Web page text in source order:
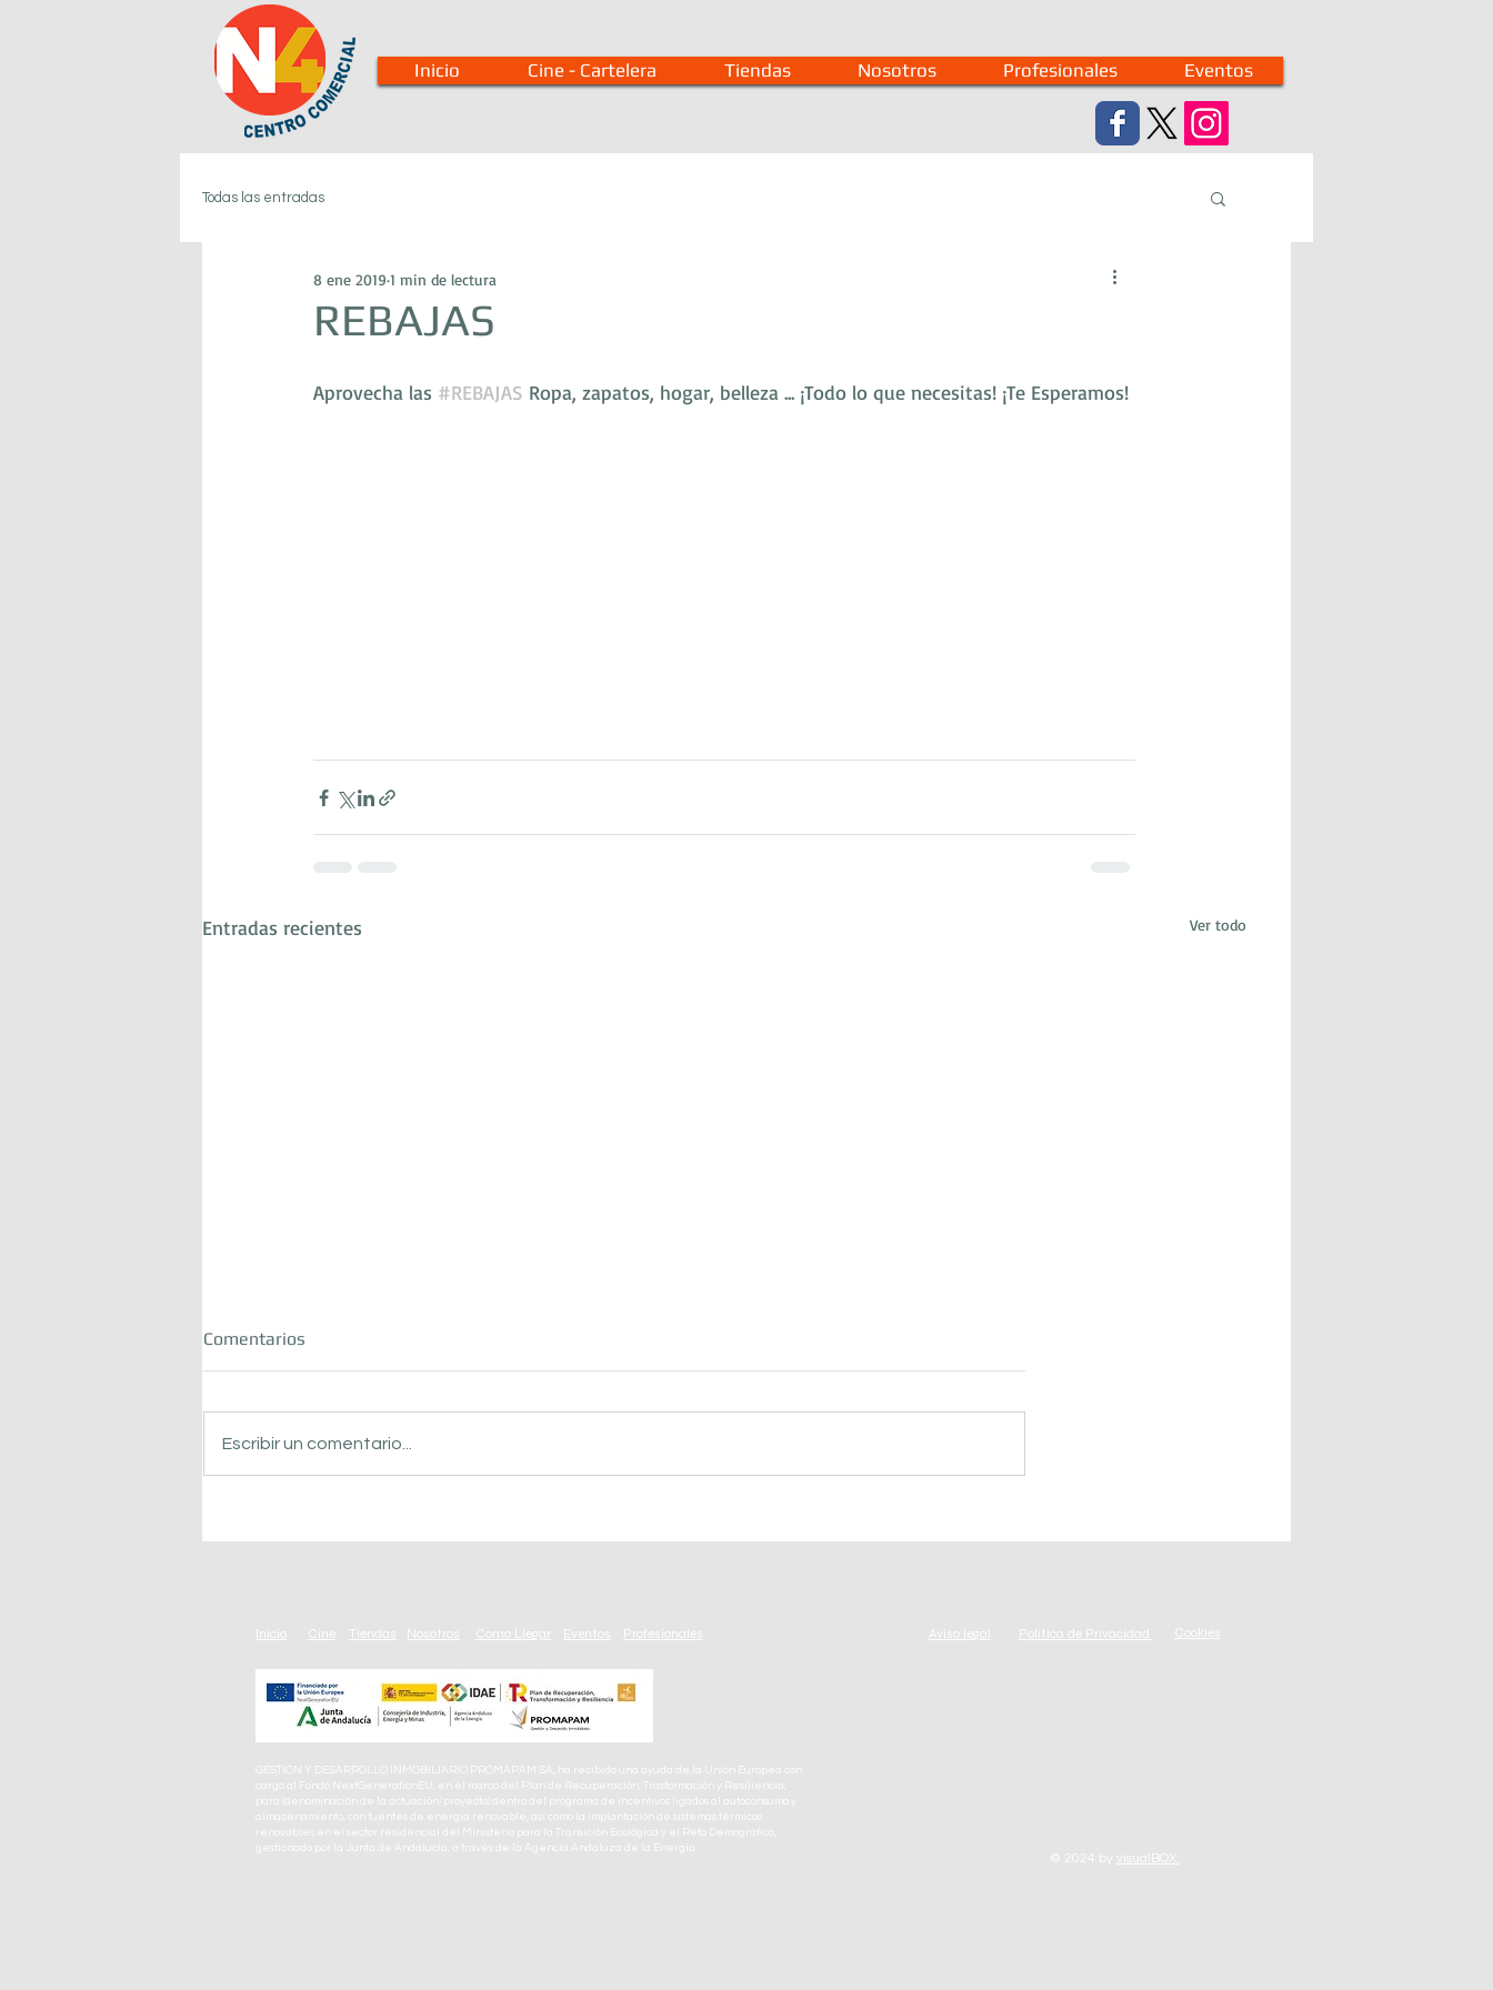
Inicio Cine - Cartelera Tiendas Nosotros Profesionales Eventos
Todas las entradas
REBAJAS
8 ene 2019 1 min de lectura
Aprovecha las #REBAJAS Ropa, zapatos, hogar, belleza ... ¡Todo lo que necesitas! ¡Te Esperamos!
Entradas recientes Ver todo
En N4 vivimos el mundial
Comentarios
Escribir un comentario...
© 2024 by visualBOX.
Aviso legal Politica de Privacidad
Cine Tiendas Nosotros Como Llegar Eventos Profesionales
Inicio Cookies
GESTION Y DESARROLLO INMOBILIARIO PROMAPAM SA, ha recibido una ayuda de la Unión Europea con
cargo al Fondo NextGenerationEU, en el marco del Plan de Recuperación, Trasformación y Resiliencia,
para (denominación de la actuación/proyecto) dentro del programa de incentivos ligados al autoconsumo y
almacenamiento, con fuentes de energía renovable, así como la implantación de sistemas térmicos
renovables en el sector residencial del Ministerio para la Transición Ecológica y el Reto Demográfico,
gestionado por la Junta de Andalucía, a través de la Agencia Andaluza de la Energía.